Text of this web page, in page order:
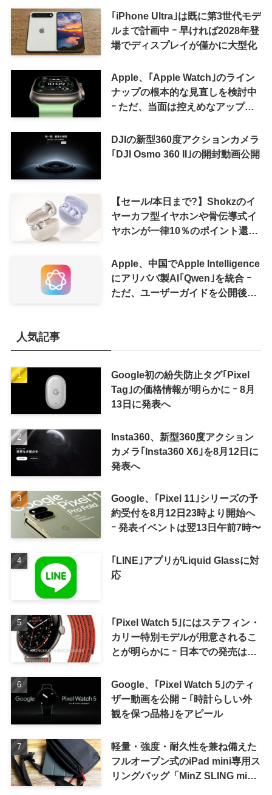
｢iPhone Ultra｣は既に第3世代モデ
ルまで計画中 ｰ 早ければ2028年登
場でディスプレイが僅かに大型化
Apple、｢Apple Watch｣のライン
ナップの根本的な見直しを検討中
ｰ ただ、当面は控えめなアップグ
DJIの新型360度アクションカメラ
｢DJI Osmo 360 II｣の開封動画公開
【セール/本日まで?】Shokzのイ
ヤーカフ型イヤホンや骨伝導式イ
ヤホンが一律10％のポイント還元
Apple、中国でApple Intelligence
にアリババ製AI｢Qwen｣を統合 ｰ
ただ、ユーザーガイドを公開後に
人気記事
Google初の紛失防止タグ｢Pixel
Tag｣の価格情報が明らかに ｰ 8月
13日に発表へ
Insta360、新型360度アクション
カメラ｢Insta360 X6｣を8月12日に
発表へ
Google、｢Pixel 11｣シリーズの予
約受付を8月12日23時より開始へ
ｰ 発表イベントは翌13日午前7時〜
｢LINE｣アプリがLiquid Glassに対
応
｢Pixel Watch 5｣にはステフィン・
カリー特別モデルが用意されるこ
とが明らかに ｰ 日本での発売は期
Google、｢Pixel Watch 5｣のティ
ザー動画を公開 ｰ ｢時計らしい外
観を保つ品格｣をアピール
軽量・強度・耐久性を兼ね備えた
フルオープン式のiPad mini専用ス
リングバッグ「MinZ SLING mini